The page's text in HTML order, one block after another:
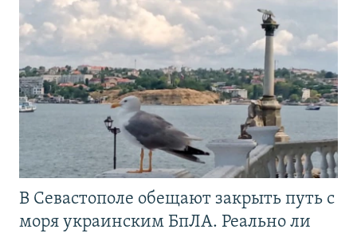
В Севастополе обещают закрыть путь с
моря украинским БпЛА. Реально ли